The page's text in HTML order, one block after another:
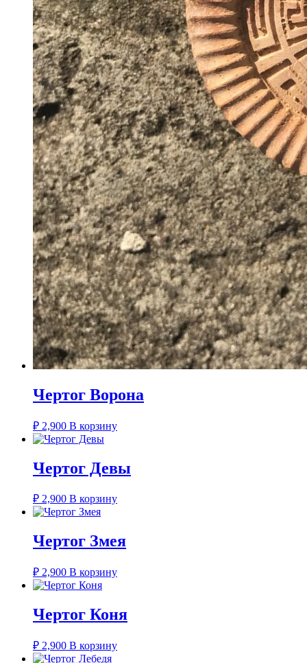
Чертог Ворона
₽ 2,900 В корзину
Чертог Девы
₽ 2,900 В корзину
Чертог Змея
₽ 2,900 В корзину
Чертог Коня
₽ 2,900 В корзину